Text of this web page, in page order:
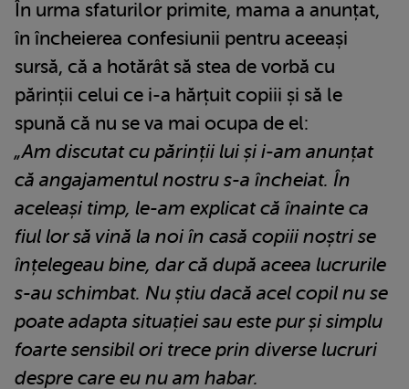
În urma sfaturilor primite, mama a anunțat,
în încheierea confesiunii pentru aceeași
sursă, că a hotărât să stea de vorbă cu
părinții celui ce i-a hărțuit copiii și să le
spună că nu se va mai ocupa de el:
„Am discutat cu părinții lui și i-am anunțat
că angajamentul nostru s-a încheiat. În
aceleași timp, le-am explicat că înainte ca
fiul lor să vină la noi în casă copiii noștri se
înțelegeau bine, dar că după aceea lucrurile
s-au schimbat. Nu știu dacă acel copil nu se
poate adapta situației sau este pur și simplu
foarte sensibil ori trece prin diverse lucruri
despre care eu nu am habar.